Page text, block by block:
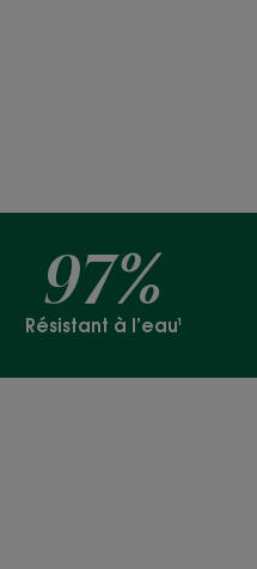
97%
Résistant à l’eau¹